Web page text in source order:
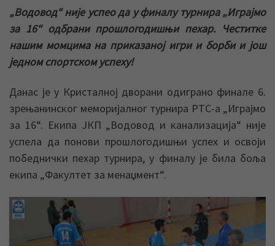
„Водовод“ није успео да у финалу турнира „Играјмо
за 16“ одбрани прошлогодишњи пехар. Честитке
нашим момцима на приказаној игри и борби и још
једном спортском успеху!
Данас је у Кристалној дворани одиграно финале 6.
зрењанинског меморијалног турнира РТС-а „Играјмо
за 16“. Екипа ЈКП „Водовод и канализација“ није
успела да понови прошлогодишњи успех и освоји
победнички пехар турнира, у финалу је била боља
екипа „Факултет за менаџмент“.